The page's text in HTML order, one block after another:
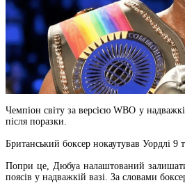
Чемпіон світу за версією WBO у
після поразки.
Британський боксер нокаутував Уордлі 9
Попри це, Дюбуа налаштований
поясів у надважкій вазі. За словами